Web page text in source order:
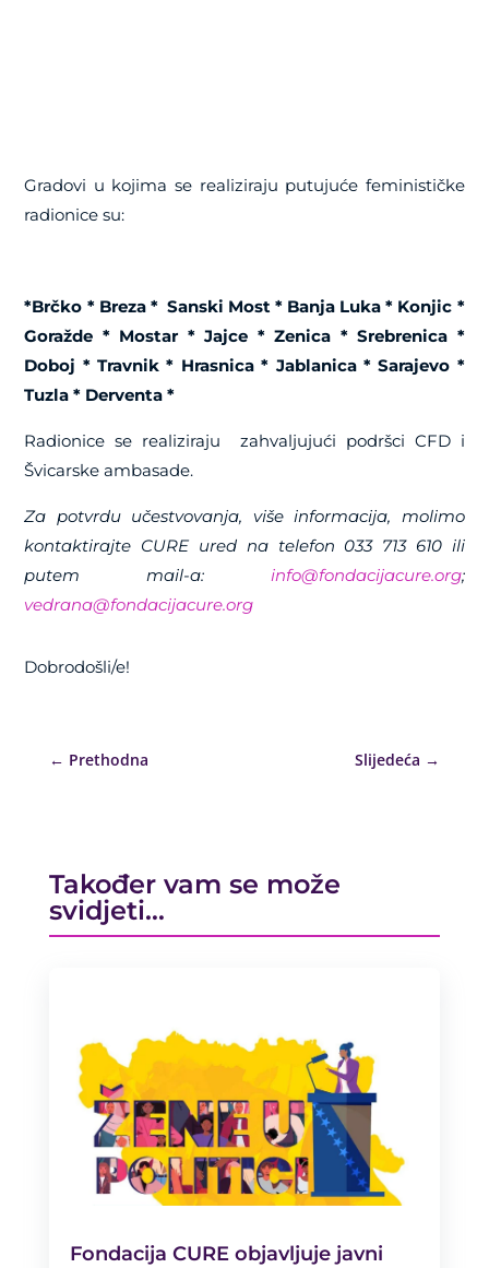
Gradovi u kojima se realiziraju putujuće feminističke
radionice su:
*Brčko * Breza * Sanski Most * Banja Luka * Konjic *
Goražde * Mostar * Jajce * Zenica * Srebrenica *
Doboj * Travnik * Hrasnica * Jablanica * Sarajevo *
Tuzla * Derventa *
Radionice se realiziraju zahvaljujući podršci CFD i
Švicarske ambasade.
Za potvrdu učestvovanja, više informacija, molimo
kontaktirajte CURE ured na telefon 033 713 610 ili
putem mail-a: info@fondacijacure.org;
vedrana@fondacijacure.org
Dobrodošli/e!
← Prethodna Slijedeća →
Također vam se može
svidjeti…
Fondacija CURE objavljuje javni